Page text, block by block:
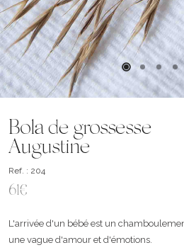
Bola de grossesse
Augustine
Ref. : 204
61€
L'arrivée d'un bébé est un
une vague d'amour et d'émotions.